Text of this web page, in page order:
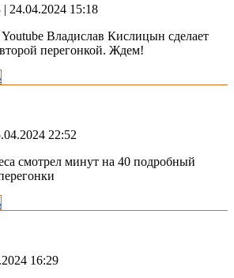
| 24.04.2024 15:18
Владислав Кислицын сделает
перегонкой. Ждем!
22:52
смотрел минут на 40 подробный
16:29